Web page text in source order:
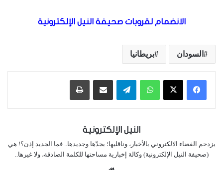
الانضمام لقروبات صحيفة النيل الإلكترونية
السودان بريطانيا
واتساب تيلقرام مشاركة عبر البريد طباعة
النيل الإلكترونية
يزدحم الفضاء الالكتروني بالأخبار، وناقليها؛ بجدّها وجديدها.. فما الجديد إذن؟! هي
(صحيفة النيل الإلكترونية) وكالة إخبارية مساحتها للكلمة الصادقة، ولا غيرها..